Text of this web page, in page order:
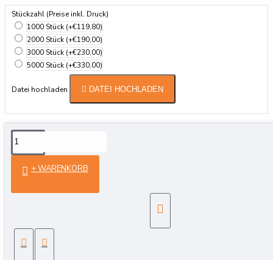
Stückzahl (Preise inkl. Druck)
1000 Stück (+€119,80)
2000 Stück (+€190,00)
3000 Stück (+€230,00)
5000 Stück (+€330,00)
Datei hochladen DATEI HOCHLADEN
+ WARENKORB
Details